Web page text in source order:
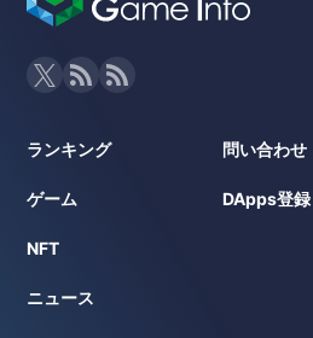
ランキング
ゲーム
NFT
ニュース
問い合わせ
DApps登録